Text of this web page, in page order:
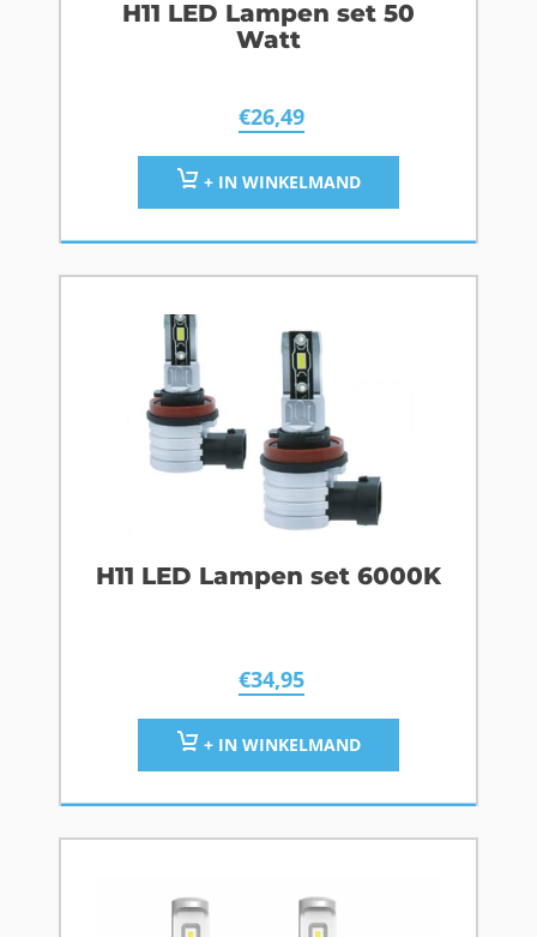
H11 LED Lampen set 50
Watt
€26,49
+ IN WINKELMAND
H11 LED Lampen set 6000K
€34,95
+ IN WINKELMAND